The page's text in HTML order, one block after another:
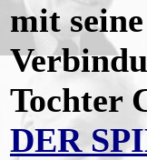
mit
Tochter
DER